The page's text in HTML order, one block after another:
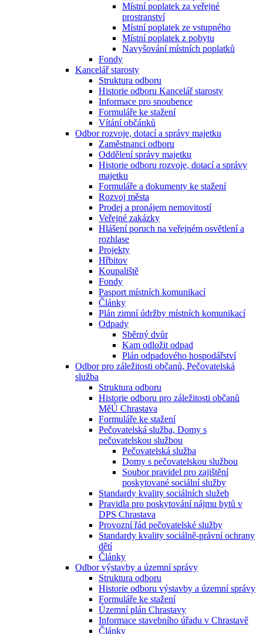
Místní poplatek za veřejné
prostranství
Místní poplatek ze vstupného
Místní poplatek z pobytu
Navyšování místních poplatků
Fondy
Kancelář starosty
Struktura odboru
Historie odboru Kancelář starosty
Informace pro snoubence
Formuláře ke stažení
Vítání občánků
Odbor rozvoje, dotací a správy majetku
Zaměstnanci odboru
Oddělení správy majetku
Historie odboru rozvoje, dotací a správy
majetku
Formuláře a dokumenty ke stažení
Rozvoj města
Prodej a pronájem nemovitostí
Veřejné zakázky
Hlášení poruch na veřejném osvětlení a
rozhlase
Projekty
Hřbitov
Koupaliště
Fondy
Pasport místních komunikací
Články
Plán zimní údržby místních komunikací
Odpady
Sběrný dvůr
Kam odložit odpad
Plán odpadového hospodářství
Odbor pro záležitosti občanů, Pečovatelská
služba
Struktura odboru
Historie odboru pro záležitosti občanů
MěÚ Chrastava
Formuláře ke stažení
Pečovatelská služba, Domy s
pečovatelskou službou
Pečovatelská služba
Domy s pečovatelskou službou
Soubor pravidel pro zajištění
poskytované sociální služby
Standardy kvality sociálních služeb
Pravidla pro poskytování nájmu bytů v
DPS Chrastava
Provozní řád pečovatelské služby
Standardy kvality sociálně-právní ochrany
dětí
Články
Odbor výstavby a územní správy
Struktura odboru
Historie odboru výstavby a územní správy
Formuláře ke stažení
Územní plán Chrastavy
Informace stavebního úřadu v Chrastavě
Články